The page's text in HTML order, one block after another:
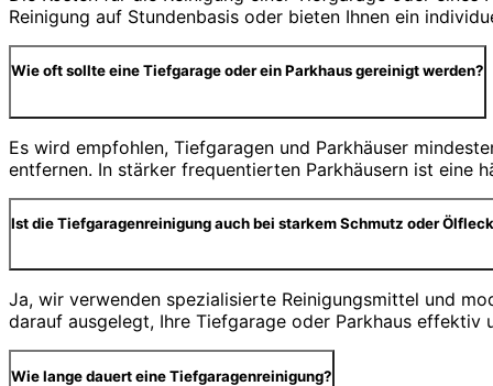
Reinigung auf Stundenbasis oder bieten Ihnen ein
Wie oft sollte eine Tiefgarage oder ein Parkhaus gereinigt werden?
Es wird empfohlen, Tiefgaragen und Parkhäuser
entfernen. In stärker frequentierten Parkhäusern ist eine
Ist die Tiefgaragenreinigung auch bei starkem Schmutz oder
Ja, wir verwenden spezialisierte Reinigungsmittel und
darauf ausgelegt, Ihre Tiefgarage oder Parkhaus effektiv
Wie lange dauert eine Tiefgaragenreinigung?